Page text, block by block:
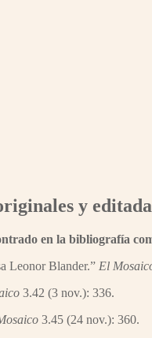
y
en la bibliografía
Leonor Blander.” El
3.42 (3 nov.): 336.
3.45 (24 nov.): 360.